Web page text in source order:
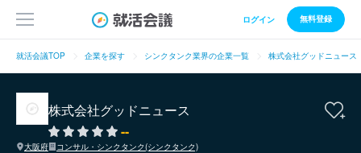
ログイン 無料登録
就活会議TOP 企業を探す シンクタンク業界の企業一覧 株式会社グッドニュース
株式会社グッドニュース
--
大阪府
コンサル・シンクタンク(シンクタンク)